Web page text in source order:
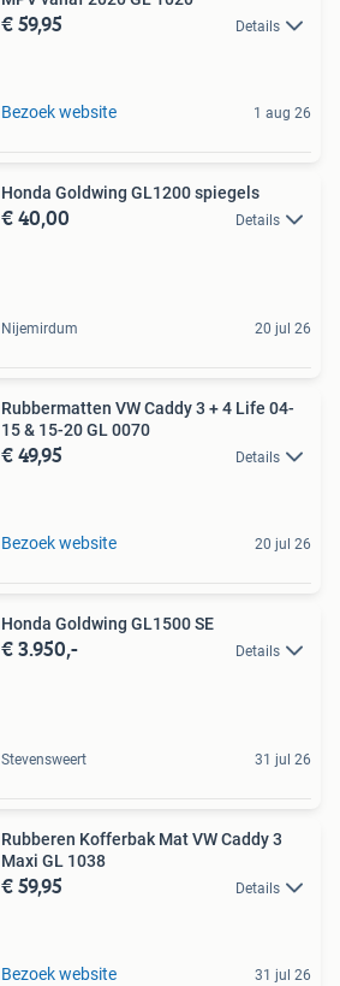
€ 59,95 Details
Bezoek website 1 aug 26
Honda Goldwing GL1200 spiegels
€ 40,00 Details
Nijemirdum 20 jul 26
Rubbermatten VW Caddy 3 + 4 Life 04-
15 & 15-20 GL 0070
€ 49,95 Details
Bezoek website 20 jul 26
Honda Goldwing GL1500 SE
€ 3.950,- Details
Stevensweert 31 jul 26
Rubberen Kofferbak Mat VW Caddy 3
Maxi GL 1038
€ 59,95 Details
Bezoek website 31 jul 26